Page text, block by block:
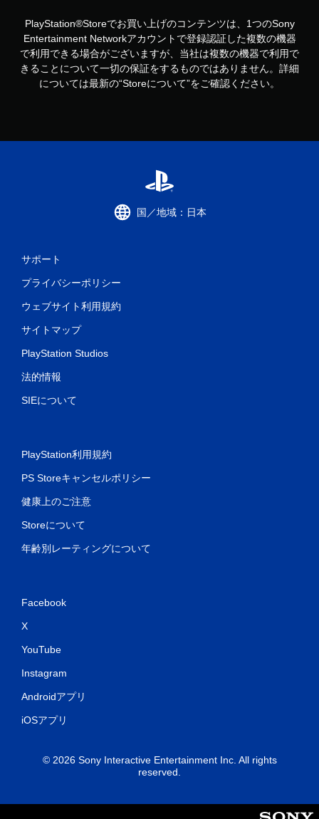
PlayStation®Storeでお買い上げのコンテンツは、1つのSony
Entertainment Networkアカウントで登録認証した複数の機器
で利用できる場合がございますが、当社は複数の機器で利用で
きることについて一切の保証をするものではありません。詳細
については最新の“Storeについて”をご確認ください。
国／地域：日本
サポート
プライバシーポリシー
ウェブサイト利用規約
サイトマップ
PlayStation Studios
法的情報
SIEについて
PlayStation利用規約
PS Storeキャンセルポリシー
健康上のご注意
Storeについて
年齢別レーティングについて
Facebook
X
YouTube
Instagram
Androidアプリ
iOSアプリ
© 2026 Sony Interactive Entertainment Inc. All rights
reserved.